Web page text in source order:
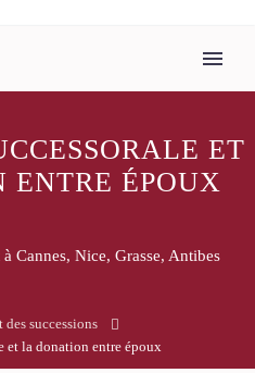
ET
ÉPOUX
Cannes, Nice, Grasse, Antibes
des successions
et la donation entre époux